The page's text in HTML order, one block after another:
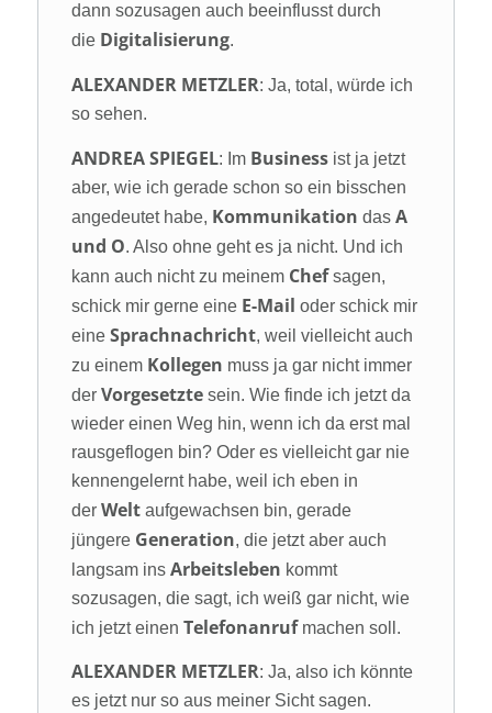
dann sozusagen auch beeinflusst durch
die Digitalisierung.
ALEXANDER METZLER: Ja, total, würde ich
so sehen.
ANDREA SPIEGEL: Im Businessist ja jetzt
aber, wie ich gerade schon so ein bisschen
angedeutet habe, Kommunikation das A
und O. Also ohne geht es ja nicht. Und ich
kann auch nicht zu meinem Chefsagen,
schick mir gerne eine E-Mail oder schick mir
eine Sprachnachricht, weil vielleicht auch
zu einem Kollegen muss ja gar nicht immer
der Vorgesetztesein. Wie finde ich jetzt da
wieder einen Weg hin, wenn ich da erst mal
rausgeflogen bin? Oder es vielleicht gar nie
kennengelernt habe, weil ich eben in
der Weltaufgewachsen bin, gerade
jüngere Generation, die jetzt aber auch
langsam ins Arbeitsleben kommt
sozusagen, die sagt, ich weiß gar nicht, wie
ich jetzt einen Telefonanruf machen soll.
ALEXANDER METZLER: Ja, also ich könnte
es jetzt nur so aus meiner Sicht sagen.